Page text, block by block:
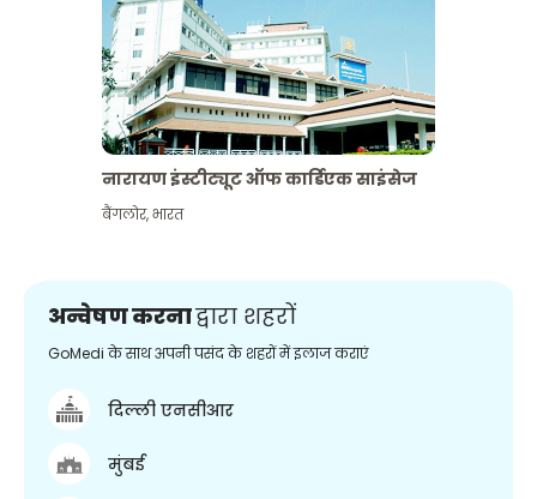
नारायण इंस्टीट्यूट ऑफ कार्डिएक साइंसेज
बैंगलोर,भारत
अन्वेषण करनाद्वारा शहरों
GoMedi के साथ अपनी पसंद के शहरों में इलाज कराएं
दिल्ली एनसीआर
मुंबई